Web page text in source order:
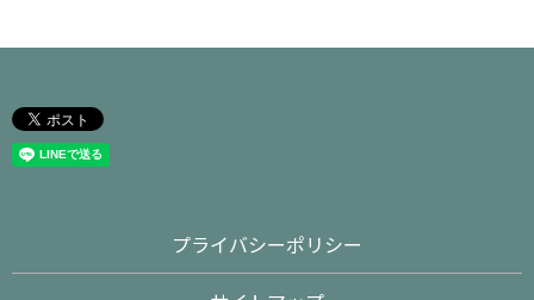
プライバシーポリシー